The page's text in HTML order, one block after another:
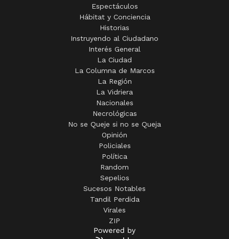
Espectáculos
Hábitat y Conciencia
Historias
Instruyendo al Ciudadano
Interés General
La Ciudad
La Columna de Marcos
La Región
La Vidriera
Nacionales
Necrológicas
No se Queje si no se Queja
Opinión
Policiales
Política
Random
Sepelios
Sucesos Notables
Tandil Perdida
Virales
ZIP